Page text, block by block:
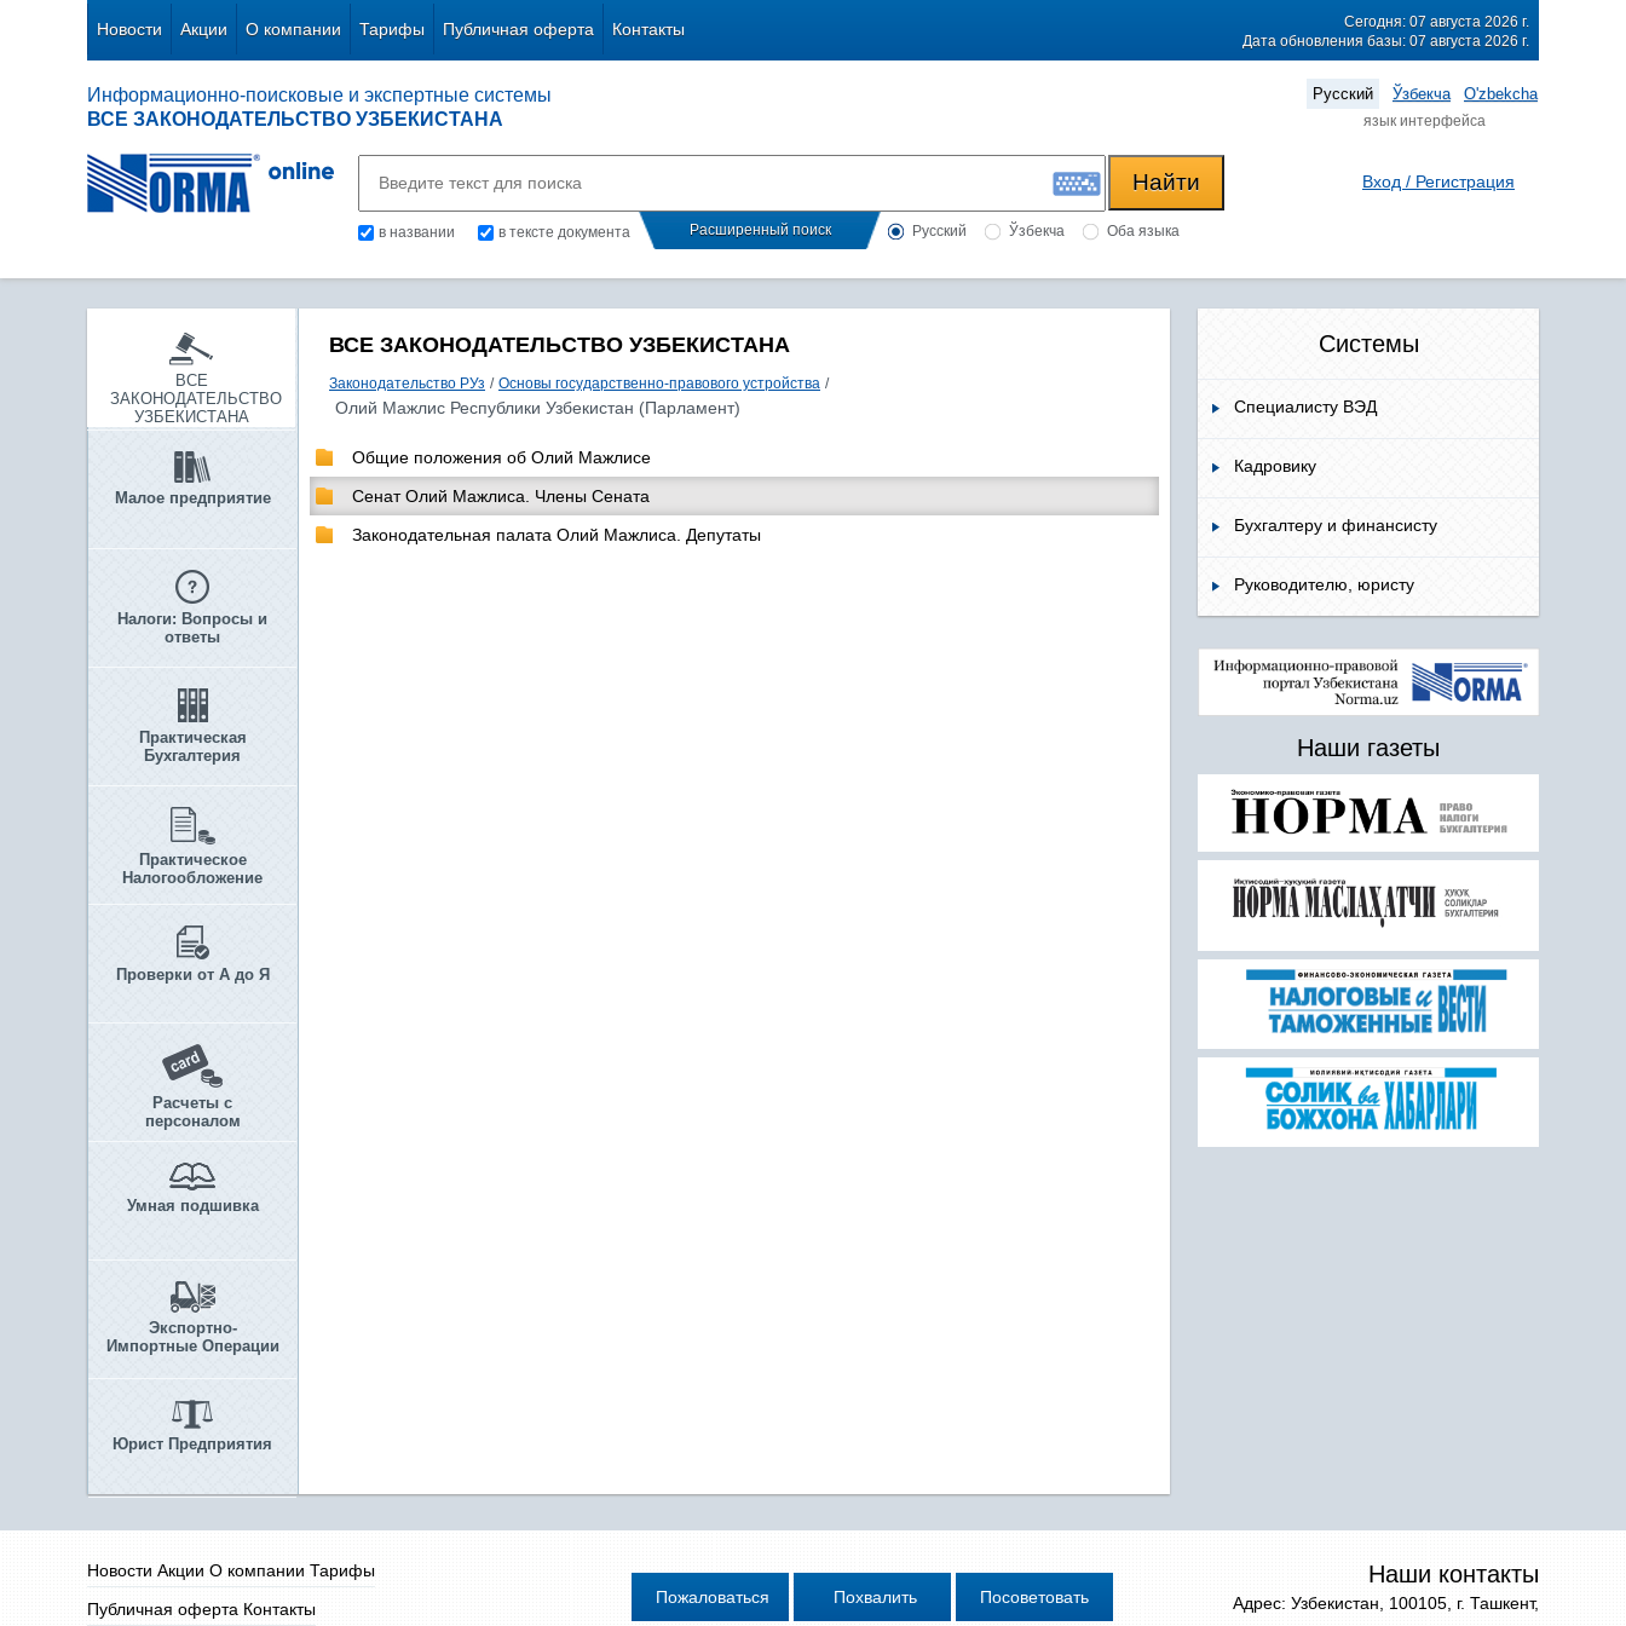
Новости Акции О компании Тарифы Публичная оферта Контакты
Сегодня: 07 августа 2026 г.
Дата обновления базы: 07 августа 2026 г.
Информационно-поисковые и экспертные системы
ВСЕ ЗАКОНОДАТЕЛЬСТВО УЗБЕКИСТАНА
Русский Ўзбекча O'zbekcha
язык интерфейса
в названии в тексте документа Расширенный поиск Русский Ўзбекча Оба языка
Вход / Регистрация
ВСЕ
ЗАКОНОДАТЕЛЬСТВО
УЗБЕКИСТАНА
Малое предприятие
Налоги: Вопросы и
ответы
Практическая
Бухгалтерия
Практическое
Налогообложение
Проверки от А до Я
Расчеты с
персоналом
Умная подшивка
Экспортно-
Импортные Операции
Юрист Предприятия
ВСЕ ЗАКОНОДАТЕЛЬСТВО УЗБЕКИСТАНА
Законодательство РУз / Основы государственно-правового устройства /
Олий Мажлис Республики Узбекистан (Парламент)
Общие положения об Олий Мажлисе
Сенат Олий Мажлиса. Члены Сената
Законодательная палата Олий Мажлиса. Депутаты
Системы
Специалисту ВЭД
Кадровику
Бухгалтеру и финансисту
Руководителю, юристу
Наши газеты
Новости Акции О компании Тарифы
Публичная оферта Контакты
Наши контакты
Адрес: Узбекистан, 100105, г. Ташкент,